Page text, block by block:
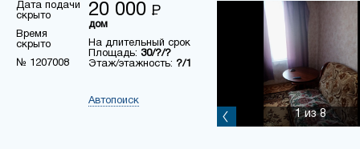
Дата подачи
скрыто
Время
скрыто
№ 1207008
20 000 Р
дом
На длительный срок
Площадь: 30/?/?
Этаж/этажность: ?/1
Автопоиск
1из 8